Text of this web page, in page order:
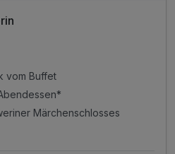
vom Buffet
Märchenschlosses